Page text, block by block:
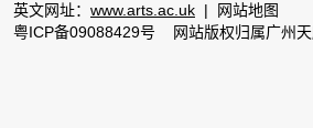
英文网址： www.arts.ac.uk |
网站地图
粤ICP备09088429号 网站版权归属广州天